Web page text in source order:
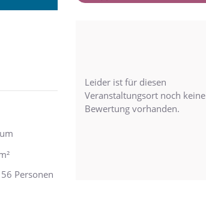
Personen
Leider ist für diesen
Veranstaltungsort noch keine
Bewertung vorhanden.